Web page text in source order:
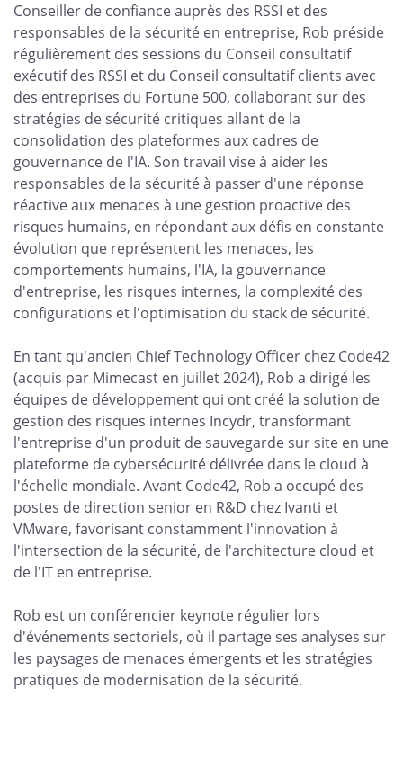
Conseiller de confiance auprès des RSSI et des
responsables de la sécurité en entreprise, Rob préside
régulièrement des sessions du Conseil consultatif
exécutif des RSSI et du Conseil consultatif clients avec
des entreprises du Fortune 500, collaborant sur des
stratégies de sécurité critiques allant de la
consolidation des plateformes aux cadres de
gouvernance de l'IA. Son travail vise à aider les
responsables de la sécurité à passer d'une réponse
réactive aux menaces à une gestion proactive des
risques humains, en répondant aux défis en constante
évolution que représentent les menaces, les
comportements humains, l'IA, la gouvernance
d'entreprise, les risques internes, la complexité des
configurations et l'optimisation du stack de sécurité.
En tant qu'ancien Chief Technology Officer chez Code42
(acquis par Mimecast en juillet 2024), Rob a dirigé les
équipes de développement qui ont créé la solution de
gestion des risques internes Incydr, transformant
l'entreprise d'un produit de sauvegarde sur site en une
plateforme de cybersécurité délivrée dans le cloud à
l'échelle mondiale. Avant Code42, Rob a occupé des
postes de direction senior en R&D chez Ivanti et
VMware, favorisant constamment l'innovation à
l'intersection de la sécurité, de l'architecture cloud et
de l'IT en entreprise.
Rob est un conférencier keynote régulier lors
d'événements sectoriels, où il partage ses analyses sur
les paysages de menaces émergents et les stratégies
pratiques de modernisation de la sécurité.